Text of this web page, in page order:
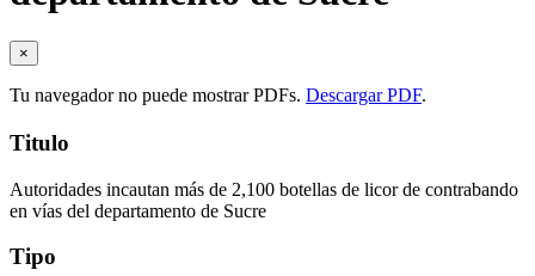
×
Tu navegador no puede mostrar PDFs. Descargar PDF.
Titulo
Autoridades incautan más de 2,100 botellas de licor de contrabando
en vías del departamento de Sucre
Tipo